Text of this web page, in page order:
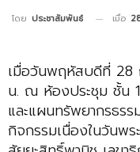
โดย ประชาสัมพันธ์ เมื่อ
เมื่อวันพฤหัสบดีที่ 28
น. ณ ห้องประชุม ชั้น
และแผนทรัพยากรธร
กิจกรรมเนื่องในวันพ